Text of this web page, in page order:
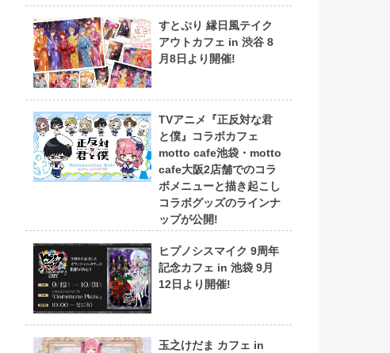
すとぷり 縁日風テイク
アウトカフェ in 渋谷 8
月8日より開催!
TVアニメ『正反対な君
と僕』コラボカフェ
motto cafe池袋・motto
cafe大阪2店舗でのコラ
ボメニューと描き起こし
コラボグッズのラインナ
ップが公開!
ヒプノシスマイク 9周年
記念カフェ in 池袋 9月
12日より開催!
玉之けだま カフェ in